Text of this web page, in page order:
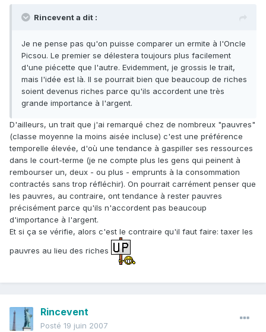
Rincevent a dit :
Je ne pense pas qu'on puisse comparer un ermite à l'Oncle
Picsou. Le premier se délestera toujours plus facilement
d'une piécette que l'autre. Evidemment, je grossis le trait,
mais l'idée est là. Il se pourrait bien que beaucoup de riches
soient devenus riches parce qu'ils accordent une très
grande importance à l'argent.
D'ailleurs, un trait que j'ai remarqué chez de nombreux "pauvres"
(classe moyenne la moins aisée incluse) c'est une préférence
temporelle élevée, d'où une tendance à gaspiller ses ressources
dans le court-terme (je ne compte plus les gens qui peinent à
rembourser un, deux - ou plus - emprunts à la consommation
contractés sans trop réfléchir). On pourrait carrément penser que
les pauvres, au contraire, ont tendance à rester pauvres
précisément parce qu'ils n'accordent pas beaucoup
d'importance à l'argent.
Et si ça se vérifie, alors c'est le contraire qu'il faut faire: taxer les
pauvres au lieu des riches
Rincevent
Posté 19 juin 2007